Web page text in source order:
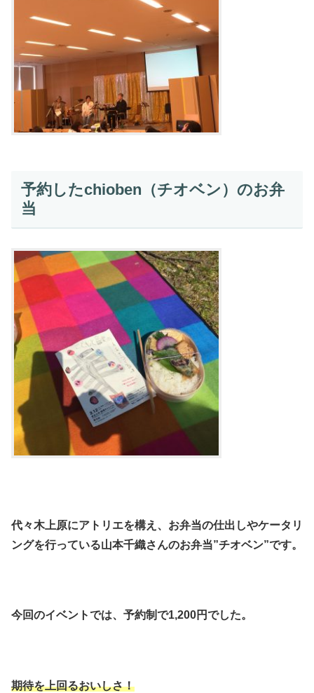
予約したchioben（チオベン）のお弁
当
代々木上原にアトリエを構え、お弁当の仕出しやケータリ
ングを行っている山本千織さんのお弁当”チオベン”です。
今回のイベントでは、予約制で1,200円でした。
期待を上回るおいしさ！